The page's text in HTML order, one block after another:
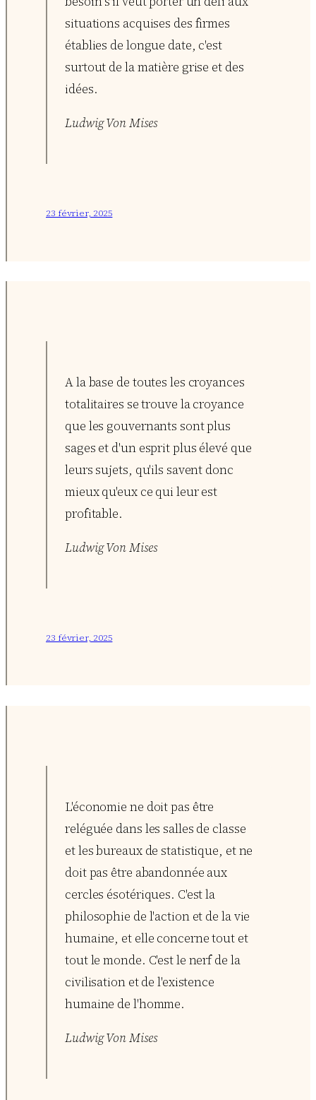
situations acquises des firmes
établies de longue date, c'est
surtout de la matière grise et des
idées.
Ludwig Von Mises
23 février, 2025
A la base de toutes les croyances
totalitaires se trouve la croyance
que les gouvernants sont plus
sages et d'un esprit plus élevé que
leurs sujets, qu'ils savent donc
mieux qu'eux ce qui leur est
profitable.
Ludwig Von Mises
23 février, 2025
L'économie ne doit pas être
reléguée dans les salles de classe
et les bureaux de statistique, et ne
doit pas être abandonnée aux
cercles ésotériques. C'est la
philosophie de l'action et de la vie
humaine, et elle concerne tout et
tout le monde. C'est le nerf de la
civilisation et de l'existence
humaine de l'homme.
Ludwig Von Mises